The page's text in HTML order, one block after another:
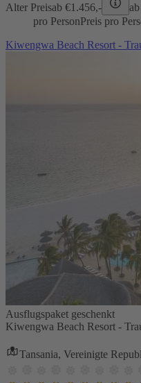
Alter Preisab €1.456,-
pro PersonPreis pro
Kiwengwa Beach Resort -
Ausflugspaket geschenkt
Kiwengwa Beach Resort -
Tansania, Vereinigte